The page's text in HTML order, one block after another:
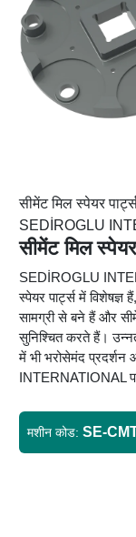
सीमेंट मिल स्पेयर
SEDİROGLU
सीमेंट मिल
SEDİROGLU
स्पेयर पार्ट्स में
सामग्री से बने हैं और
सुनिश्चित करते हैं।
में भी भरोसेमंद
INTERNATIONAL
मशीन कोड: SE-